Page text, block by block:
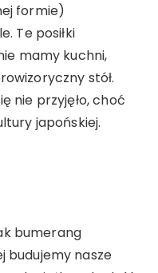
formie)
Te posiłki
mamy kuchni,
stół.
nie przyjęło, choć
japońskiej.
bumerang
budujemy nasze